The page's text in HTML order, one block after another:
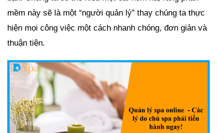
mềm này sẽ là một “người quản lý” thay chúng ta thực
hiện mọi công việc một cách nhanh chóng, đơn giản và
thuận tiện.